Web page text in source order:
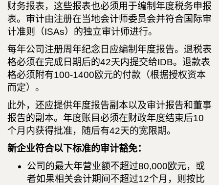
财务报表，这些报表也必须用于编制年度税务申报
表。审计由注册在当地会计师委员会并符合国际审
计准则（ISAs）的独立审计师进行。
每年公司注册周年纪念日应编制年度报告。退税表
格必须在完成日期后的42天内提交给IDB。退款表
格必须附有100-1400欧元的付款（根据授权资本
而定）。
此外，还应提供年度报告副本以及审计报告和董事
报告的副本。年度账目必须在财政年度结束后10
个月内获得批准，随后有42天的宽限期。
新企业符合以下标准的审计豁免：
公司的最大年营业额不超过80,000欧元，或
者如果相关会计期间不超过12个月，则按比